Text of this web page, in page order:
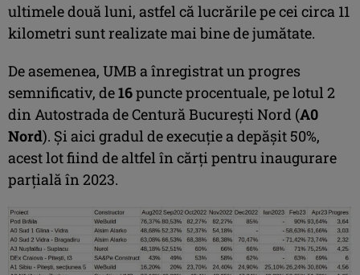
ultimele două luni, astfel că lucrările pe cei circa 11
kilometri sunt realizate mai bine de jumătate.
De asemenea, UMB a înregistrat un progres
semnificativ, de16puncte procentuale, pe lotul 2
din Autostrada de Centură București Nord (A0
Nord). Și aici gradul de execuție a depășit 50%,
acest lot fiind de altfel în cărți pentru inaugurare
parțială în 2023.